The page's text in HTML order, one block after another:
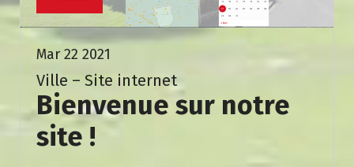
Mar 22 2021
Ville – Site internet
Bienvenue sur notre
site !